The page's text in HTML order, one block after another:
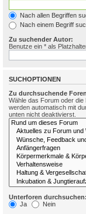
Nach allen Begriffen
Nach einem Begriff
Zu suchender Autor:
Benutze ein * als
SUCHOPTIONEN
Zu durchsuchende
Wähle das Forum oder
werden automatisch mit
unten nicht deaktivierst.
Unterforen durchsuchen:
Ja
Nein